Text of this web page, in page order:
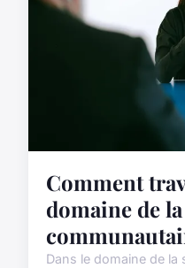
Comment
domaine de
Dans le domaine de